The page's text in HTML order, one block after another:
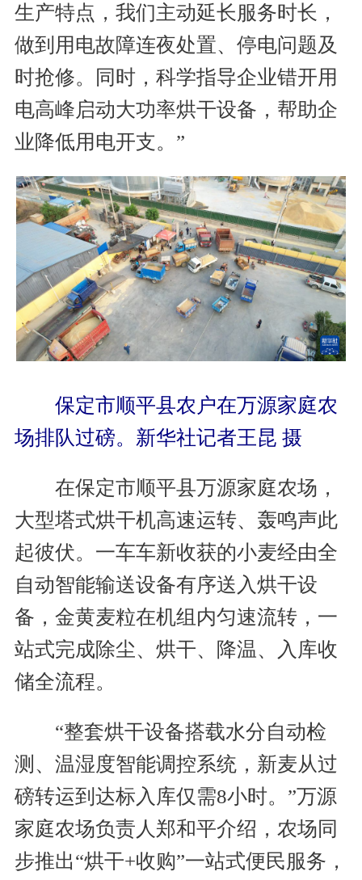
生产特点，我们主动延长服务时长，
做到用电故障连夜处置、停电问题及
时抢修。同时，科学指导企业错开用
电高峰启动大功率烘干设备，帮助企
业降低用电开支。”
保定市顺平县农户在万源家庭农
场排队过磅。新华社记者王昆 摄
在保定市顺平县万源家庭农场，
大型塔式烘干机高速运转、轰鸣声此
起彼伏。一车车新收获的小麦经由全
自动智能输送设备有序送入烘干设
备，金黄麦粒在机组内匀速流转，一
站式完成除尘、烘干、降温、入库收
储全流程。
“整套烘干设备搭载水分自动检
测、温湿度智能调控系统，新麦从过
磅转运到达标入库仅需8小时。”万源
家庭农场负责人郑和平介绍，农场同
步推出“烘干+收购”一站式便民服务，